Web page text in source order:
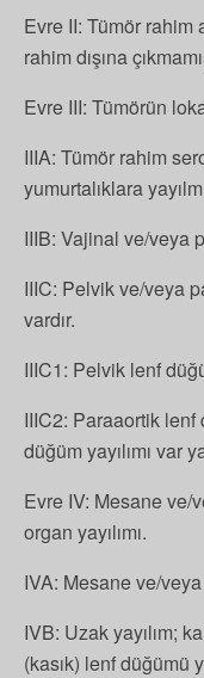
Evre II: Tümör rahim
rahim dışına
Evre III: Tümörün
IIIA: Tümör rahim
yumurtalıklara
IIIB: Vajinal ve/veya
IIIC: Pelvik ve/veya
vardır.
IIIC1: Pelvik lenf
IIIC2: Paraaortik lenf
düğüm yayılımı var
Evre IV: Mesane ve/
organ yayılımı.
IVA: Mesane ve/veya
IVB: Uzak yayılım;
(kasık) lenf düğümü